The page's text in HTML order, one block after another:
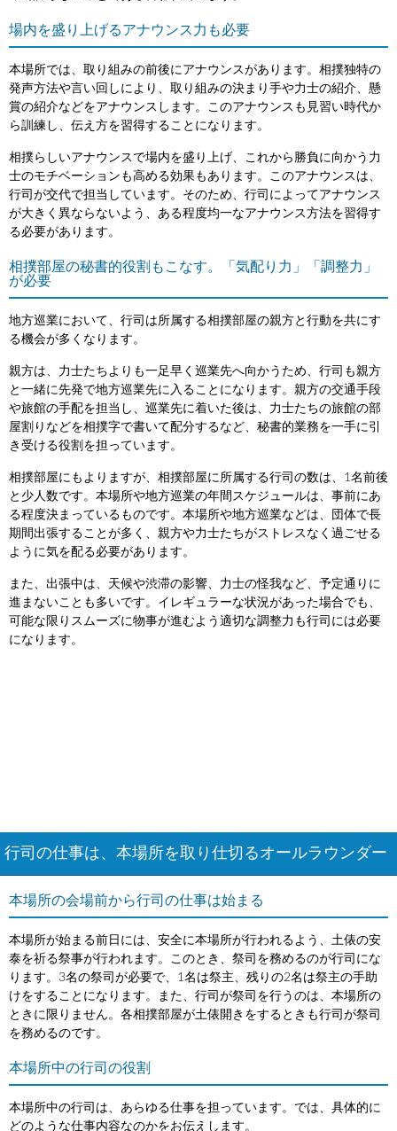
場内を盛り上げるアナウンス力も必要
本場所では、取り組みの前後にアナウンスがあります。相撲独特の
発声方法や言い回しにより、取り組みの決まり手や力士の紹介、懸
賞の紹介などをアナウンスします。このアナウンスも見習い時代か
ら訓練し、伝え方を習得することになります。
相撲らしいアナウンスで場内を盛り上げ、これから勝負に向かう力
士のモチベーションも高める効果もあります。このアナウンスは、
行司が交代で担当しています。そのため、行司によってアナウンス
が大きく異ならないよう、ある程度均一なアナウンス方法を習得す
る必要があります。
相撲部屋の秘書的役割もこなす。「気配り力」「調整力」
が必要
地方巡業において、行司は所属する相撲部屋の親方と行動を共にす
る機会が多くなります。
親方は、力士たちよりも一足早く巡業先へ向かうため、行司も親方
と一緒に先発で地方巡業先に入ることになります。親方の交通手段
や旅館の手配を担当し、巡業先に着いた後は、力士たちの旅館の部
屋割りなどを相撲字で書いて配分するなど、秘書的業務を一手に引
き受ける役割を担っています。
相撲部屋にもよりますが、相撲部屋に所属する行司の数は、1名前後
と少人数です。本場所や地方巡業の年間スケジュールは、事前にあ
る程度決まっているものです。本場所や地方巡業などは、団体で長
期間出張することが多く、親方や力士たちがストレスなく過ごせる
ように気を配る必要があります。
また、出張中は、天候や渋滞の影響、力士の怪我など、予定通りに
進まないことも多いです。イレギュラーな状況があった場合でも、
可能な限りスムーズに物事が進むよう適切な調整力も行司には必要
になります。
行司の仕事は、本場所を取り仕切るオールラウンダー
本場所の会場前から行司の仕事は始まる
本場所が始まる前日には、安全に本場所が行われるよう、土俵の安
泰を祈る祭事が行われます。このとき、祭司を務めるのが行司にな
ります。3名の祭司が必要で、1名は祭主、残りの2名は祭主の手助
けをすることになります。また、行司が祭司を行うのは、本場所の
ときに限りません。各相撲部屋が土俵開きをするときも行司が祭司
を務めるのです。
本場所中の行司の役割
本場所中の行司は、あらゆる仕事を担っています。では、具体的に
どのような仕事内容なのかをお伝えします。